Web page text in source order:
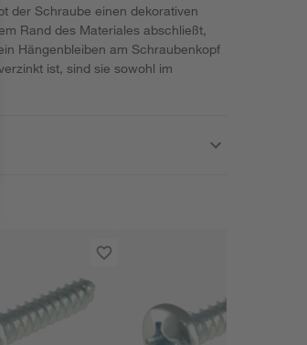
der Schraube einen dekorativen
Rand des Materiales abschließt,
Hängenbleiben am Schraubenkopf
ist, sind sie sowohl im